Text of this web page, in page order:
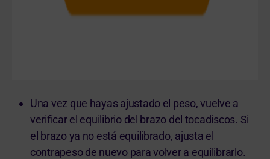
Una vez que hayas ajustado el peso, vuelve a
verificar el equilibrio del brazo del tocadiscos. Si
el brazo ya no está equilibrado, ajusta el
contrapeso de nuevo para volver a equilibrarlo.